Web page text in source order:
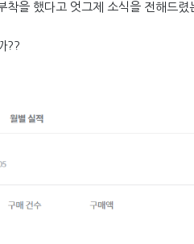
착을 했다고 엇그제 소식을 전해드렸
??